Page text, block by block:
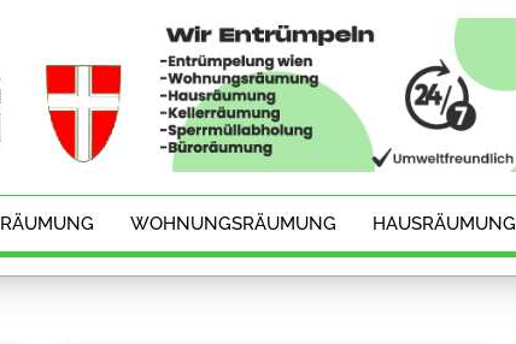
RÄUMUNG WOHNUNGSRÄUMUNG HAUSRÄUMUNG